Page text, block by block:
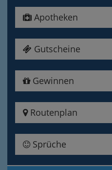
Apotheken
Gutscheine
Gewinnen
Routenplan
Sprüche